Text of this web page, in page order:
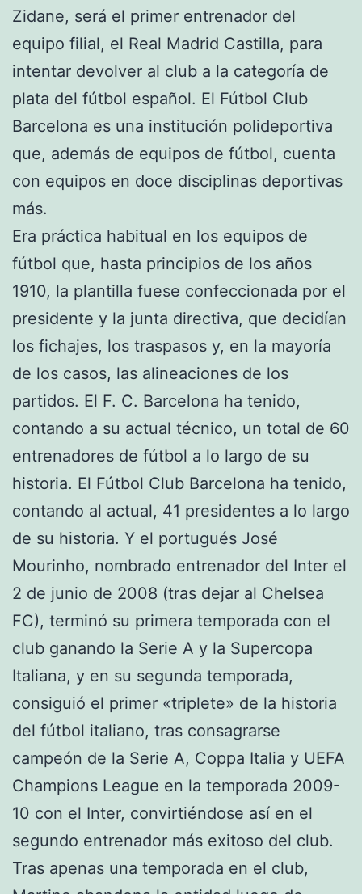
Zidane, será el primer entrenador del
equipo filial, el Real Madrid Castilla, para
intentar devolver al club a la categoría de
plata del fútbol español. El Fútbol Club
Barcelona es una institución polideportiva
que, además de equipos de fútbol, cuenta
con equipos en doce disciplinas deportivas
más.
Era práctica habitual en los equipos de
fútbol que, hasta principios de los años
1910, la plantilla fuese confeccionada por el
presidente y la junta directiva, que decidían
los fichajes, los traspasos y, en la mayoría
de los casos, las alineaciones de los
partidos. El F. C. Barcelona ha tenido,
contando a su actual técnico, un total de 60
entrenadores de fútbol a lo largo de su
historia. El Fútbol Club Barcelona ha tenido,
contando al actual, 41 presidentes a lo largo
de su historia. Y el portugués José
Mourinho, nombrado entrenador del Inter el
2 de junio de 2008 (tras dejar al Chelsea
FC), terminó su primera temporada con el
club ganando la Serie A y la Supercopa
Italiana, y en su segunda temporada,
consiguió el primer «triplete» de la historia
del fútbol italiano, tras consagrarse
campeón de la Serie A, Coppa Italia y UEFA
Champions League en la temporada 2009-
10 con el Inter, convirtiéndose así en el
segundo entrenador más exitoso del club.
Tras apenas una temporada en el club,